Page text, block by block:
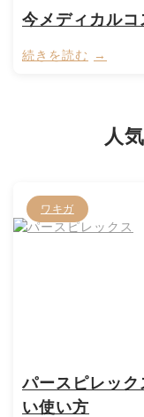
今メディカルコ
続きを読む
人
ワキガ
パースピレッ
い使い方